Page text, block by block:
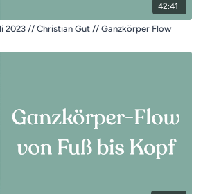
42:41
2023 // Christian Gut // Ganzkörper Flow